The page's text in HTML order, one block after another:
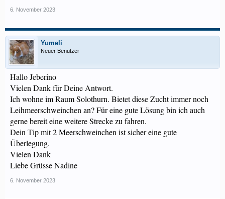
6. November 2023
Yumeli
Neuer Benutzer
Hallo Jeberino
Vielen Dank für Deine Antwort.
Ich wohne im Raum Solothurn. Bietet diese Zucht immer noch
Leihmeerschweinchen an? Für eine gute Lösung bin ich auch
gerne bereit eine weitere Strecke zu fahren.
Dein Tip mit 2 Meerschweinchen ist sicher eine gute
Überlegung.
Vielen Dank
Liebe Grüsse Nadine
6. November 2023